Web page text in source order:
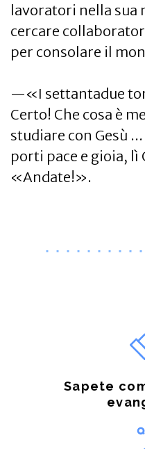
lavoratori nella sua
cercare
per consolare il
—«I settantadue
Certo! Che cosa è
studiare con Gesù
porti pace e gioia, lì
«Andate!».
Sapete